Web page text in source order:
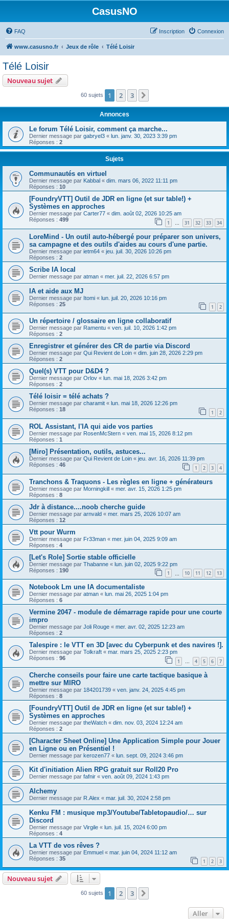
CasusNO
FAQ Connexion
Inscription
www.casusno.fr Jeux de rôle Télé Loisir
Télé Loisir
Nouveau sujet
60 sujets 1 2 3
Annonces
Le forum Télé Loisir, comment ça marche...
Dernier message par gabryel3 « lun. janv. 30, 2023 3:39 pm
Réponses : 2
Sujets
Communautés en virtuel
Dernier message par Kabbal « dim. mars 06, 2022 11:11 pm
Réponses : 10
[FoundryVTT] Outil de JDR en ligne (et sur table!) +
Systèmes en approches
Dernier message par Carter77 « dim. août 02, 2026 10:25 am
Réponses : 499 1 … 31 32 33 34
LoreMind - Un outil auto-hébergé pour préparer son univers,
sa campagne et des outils d'aides au cours d'une partie.
Dernier message par ietm64 « jeu. juil. 30, 2026 10:26 pm
Réponses : 2
Scribe IA local
Dernier message par atman « mer. juil. 22, 2026 6:57 pm
IA et aide aux MJ
Dernier message par Itomi « lun. juil. 20, 2026 10:16 pm
Réponses : 25 1 2
Un répertoire / glossaire en ligne collaboratif
Dernier message par Ramentu « ven. juil. 10, 2026 1:42 pm
Réponses : 2
Enregistrer et générer des CR de partie via Discord
Dernier message par Qui Revient de Loin « dim. juin 28, 2026 2:29 pm
Réponses : 2
Quel(s) VTT pour D&D4 ?
Dernier message par Orlov « lun. mai 18, 2026 3:42 pm
Réponses : 2
Télé loisir = télé achats ?
Dernier message par charamit « lun. mai 18, 2026 12:26 pm
Réponses : 18 1 2
ROL Assistant, l'IA qui aide vos parties
Dernier message par RosenMcStern « ven. mai 15, 2026 8:12 pm
Réponses : 1
[Miro] Présentation, outils, astuces...
Dernier message par Qui Revient de Loin « jeu. avr. 16, 2026 11:39 pm
Réponses : 46 1 2 3 4
Tranchons & Traquons - Les règles en ligne + générateurs
Dernier message par Morningkill « mer. avr. 15, 2026 1:25 pm
Réponses : 8
Jdr à distance....noob cherche guide
Dernier message par arnvald « mer. mars 25, 2026 10:07 am
Réponses : 12
Vtt pour Wurm
Dernier message par Fr33man « mer. juin 04, 2025 9:09 am
Réponses : 4
[Let's Role] Sortie stable officielle
Dernier message par Thabanne « lun. juin 02, 2025 9:22 pm
Réponses : 190 1 10 11 12 13
Notebook Lm une IA documentaliste
Dernier message par atman « lun. mai 26, 2025 1:04 pm
Réponses : 6
Vermine 2047 - module de démarrage rapide pour une courte
impro
Dernier message par Joli Rouge « mer. avr. 02, 2025 12:23 am
Réponses : 2
Talespire : le VTT en 3D [avec du Cyberpunk et des navires !].
Dernier message par Tolkraft « mar. mars 25, 2025 2:23 pm
Réponses : 96 1 … 4 5 6 7
Cherche conseils pour faire une carte tactique basique à
mettre sur MIRO
Dernier message par 184201739 « ven. janv. 24, 2025 4:45 pm
Réponses : 8
[FoundryVTT] Outil de JDR en ligne (et sur table!) +
Systèmes en approches
Dernier message par theWatch « dim. nov. 03, 2024 12:24 am
Réponses : 2
[Character Sheet Online] Une Application Simple pour Jouer
en Ligne ou en Présentiel !
Dernier message par kerozen77 « lun. sept. 09, 2024 3:46 pm
Kit d'initiation Alien RPG gratuit sur Roll20 Pro
Dernier message par fafnir « ven. août 09, 2024 1:43 pm
Alchemy
Dernier message par R.Alex « mar. juil. 30, 2024 2:58 pm
Kenku FM : musique mp3/Youtube/Tabletopaudio/… sur
Discord
Dernier message par Virgile « lun. juil. 15, 2024 6:00 pm
Réponses : 4
La VTT de vos rêves ?
Dernier message par Emmuel « mar. juin 04, 2024 11:12 am
Réponses : 35 1 2 3
Nouveau sujet
60 sujets 1 2 3
Aller